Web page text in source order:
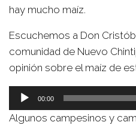
hay mucho maíz.
Escuchemos a Don
comunidad de Nuevo
opinión sobre el maíz de
Reproductor
de
00:00
Algunos campesinos y